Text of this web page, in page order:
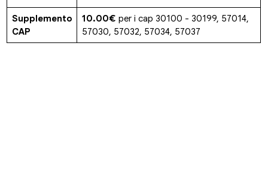
Supplemento
CAP
10.00€ per i cap 30100 - 30199, 57014,
57030, 57032, 57034, 57037